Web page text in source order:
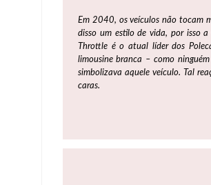
Em 2040, os veículos não tocam
disso um estilo de vida, por isso a
Throttle é o atual líder dos
limousine branca – como
simbolizava aquele veículo. Tal
caras.